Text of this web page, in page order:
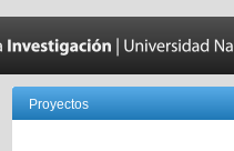
Proyectos